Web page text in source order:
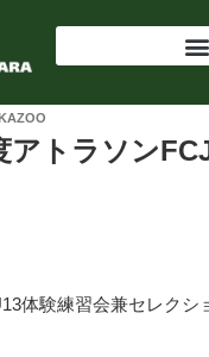
トラソン
体験練習会兼セレクシ